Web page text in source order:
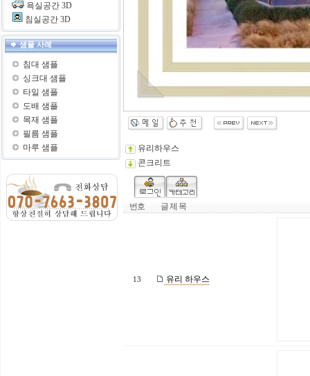
욕실공간 3D
침실공간 3D
샘플 사례
침대 샘플
싱크대 샘플
타일 샘플
도배 샘플
목재 샘플
필름 샘플
마루 샘플
유리하우스
콘크리트
번호 글 제 목
13 유리 하우스